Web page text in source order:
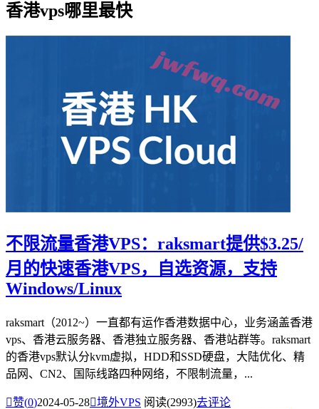
香港vps哪里最快
不限流量香港VPS：raksmart提供$3.25/
月的快速香港VPS，自选资源，支持
Windows/Linux
raksmart（2012~）一直都有运作香港数据中心，业务涵盖香港
vps、香港云服务器、香港独立服务器、香港站群等。raksmart
的香港vps默认分kvm虚拟，HDD和SSD硬盘，大陆优化、精
品网、CN2、国际线路四种网络，不限制流量，...
赞(0)2024-05-28境外VPS 阅读(2993)去评论